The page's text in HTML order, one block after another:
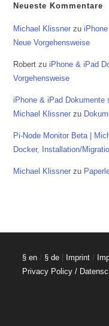
Neueste Kommentare
Michael Klissner zu
Neue Vorgehensweise
Robert zuiPhone & iPad
Vorgehensweise
iPhone & iPad Dokumente
Michael Klissner zu
Pi-Node Monitor Beta |
Docker, Installation/
Michael Klissner zu
§ en / § de Imprint /
Privacy Policy /